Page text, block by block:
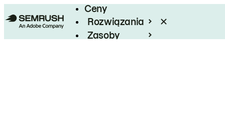
Ceny
Rozwiązania
Zasoby